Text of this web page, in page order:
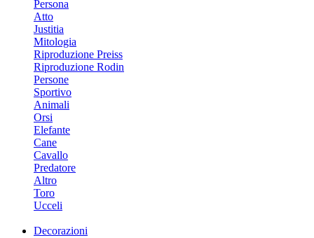
Persona
Atto
Justitia
Mitologia
Riproduzione Preiss
Riproduzione Rodin
Persone
Sportivo
Animali
Orsi
Elefante
Cane
Cavallo
Predatore
Altro
Toro
Ucceli
Decorazioni